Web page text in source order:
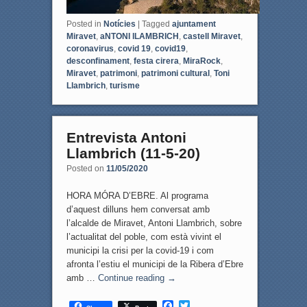
Posted in Notícies | Tagged ajuntament
Miravet, aNTONI lLAMBRICH castell Miravet,
coronavirus covid 19, covid19,
desconfinament, festa cirera MiraRock,
Miravet, patrimoni, patrimoni cultural, Toni
Llambrich, turisme
Entrevista Antoni
Llambrich (11-5-20)
Posted on 11/05/2020
HORA MÓRA D’EBRE. Al programa
d’aquest dilluns hem conversat amb
l’alcalde de Miravet, Antoni Llambrich, sobre
l’actualitat del poble, com està vivint el
municipi la crisi per la covid-19 i com
afronta l’estiu el municipi de la Ribera d’Ebre
amb … Continue reading →